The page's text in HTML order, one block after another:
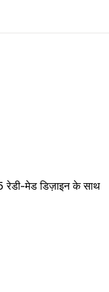
मेड डिज़ाइन के साथ